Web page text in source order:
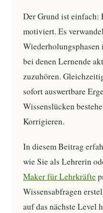
Der Grund ist einfach:
motiviert. Es
bei denen Lernende
zuzuhören.
sofort auswertbare
Wissenslücken
Korrigieren.
In diesem Beitrag
wie Sie als Lehrerin
Maker für Lehrkräfte
Wissensabfragen
auf das nächste Level